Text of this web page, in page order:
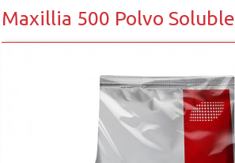
Maxillia 500 Polvo Soluble